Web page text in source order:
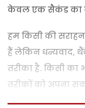
केवल एक सैकंड का
हम किसी की
हैं लेकिन धन्यवाद,
तरीका है. किसी
तरीकों को अपना